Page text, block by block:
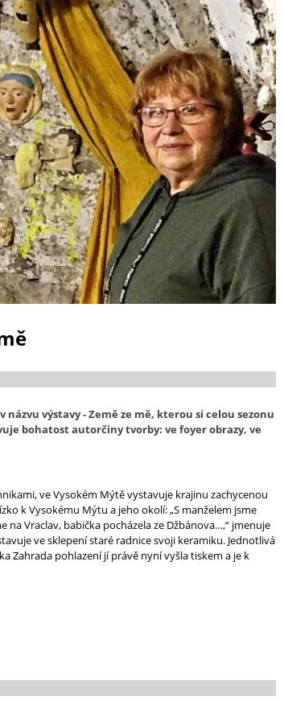
názvu výstavy - Země ze mě, kterou si celou sezonu
bohatost autorčiny tvorby: ve foyer obrazy, ve
ve Vysokém Mýtě vystavuje krajinu zachycenou
k Vysokému Mýtu a jeho okolí: „S manželem jsme
Vraclav, babička pocházela ze Džbánova…,“ jmenuje
ve sklepení staré radnice svoji keramiku. Jednotlivá
Zahrada pohlazení jí právě nyní vyšla tiskem a je k